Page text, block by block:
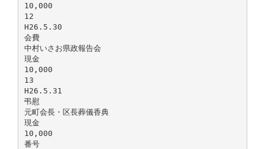
10,000
12
H26.5.30
会費
中村いさお県政報告会
現金
10,000
13
H26.5.31
弔慰
元町会長・区長葬儀香典
現金
10,000
番号